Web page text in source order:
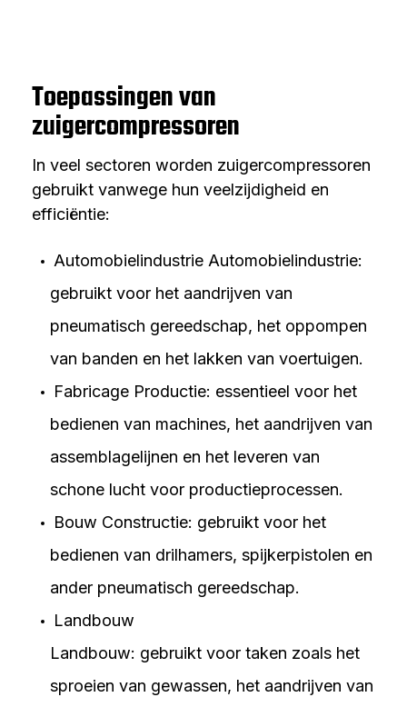
Toepassingen van
zuigercompressoren
In veel sectoren worden zuigercompressoren
gebruikt vanwege hun veelzijdigheid en
efficiëntie:
Automobielindustrie Automobielindustrie:
gebruikt voor het aandrijven van
pneumatisch gereedschap, het oppompen
van banden en het lakken van voertuigen.
Fabricage Productie: essentieel voor het
bedienen van machines, het aandrijven van
assemblagelijnen en het leveren van
schone lucht voor productieprocessen.
Bouw Constructie: gebruikt voor het
bedienen van drilhamers, spijkerpistolen en
ander pneumatisch gereedschap.
Landbouw
Landbouw: gebruikt voor taken zoals het
sproeien van gewassen, het aandrijven van